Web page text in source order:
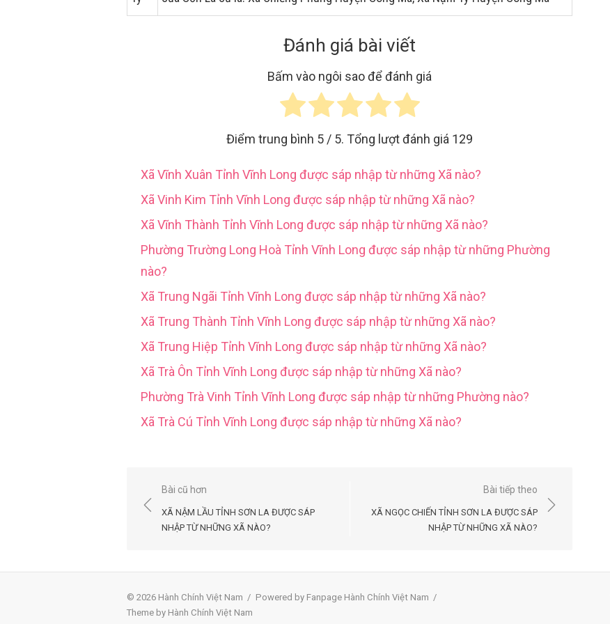
Đánh giá bài viết
Bấm vào ngôi sao để đánh giá
Điểm trung bình 5 / 5. Tổng lượt đánh giá 129
Xã Vĩnh Xuân Tỉnh Vĩnh Long được sáp nhập từ những Xã nào?
Xã Vinh Kim Tỉnh Vĩnh Long được sáp nhập từ những Xã nào?
Xã Vĩnh Thành Tỉnh Vĩnh Long được sáp nhập từ những Xã nào?
Phường Trường Long Hoà Tỉnh Vĩnh Long được sáp nhập từ những Phường
nào?
Xã Trung Ngãi Tỉnh Vĩnh Long được sáp nhập từ những Xã nào?
Xã Trung Thành Tỉnh Vĩnh Long được sáp nhập từ những Xã nào?
Xã Trung Hiệp Tỉnh Vĩnh Long được sáp nhập từ những Xã nào?
Xã Trà Ôn Tỉnh Vĩnh Long được sáp nhập từ những Xã nào?
Phường Trà Vinh Tỉnh Vĩnh Long được sáp nhập từ những Phường nào?
Xã Trà Cú Tỉnh Vĩnh Long được sáp nhập từ những Xã nào?
Điều
hướng
Bài cũ hơn
XÃ NẬM LẦU TỈNH SƠN LA ĐƯỢC SÁP
NHẬP TỪ NHỮNG XÃ NÀO?
Bài tiếp theo
XÃ NGỌC CHIẾN TỈNH SƠN LA ĐƯỢC SÁP
NHẬP TỪ NHỮNG XÃ NÀO?
© 2026 Hành Chính Việt Nam / Powered by Fanpage Hành Chính Việt Nam /
Theme by Hành Chính Việt Nam